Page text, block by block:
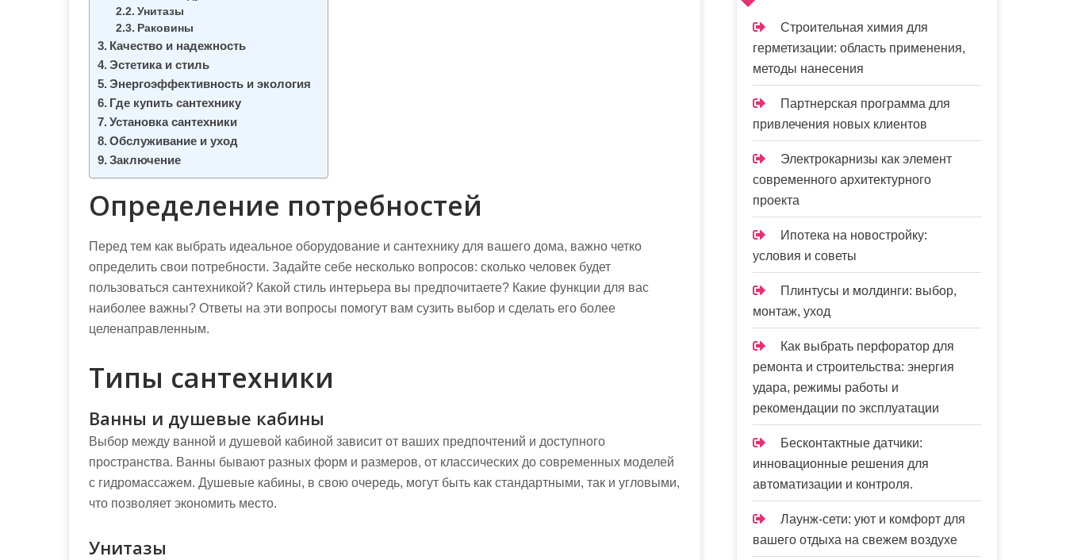
Унитазы
Раковины
Качество и надежность
Эстетика и стиль
Энергоэффективность и экология
Где купить сантехнику
Установка сантехники
Обслуживание и уход
Заключение
Определение потребностей
Перед тем как выбрать идеальное оборудование и сантехнику для вашего дома, важно четко
определить свои потребности. Задайте себе несколько вопросов: сколько человек будет
пользоваться сантехникой? Какой стиль интерьера вы предпочитаете? Какие функции для вас
наиболее важны? Ответы на эти вопросы помогут вам сузить выбор и сделать его более
целенаправленным.
Типы сантехники
Ванны и душевые кабины
Выбор между ванной и душевой кабиной зависит от ваших предпочтений и доступного
пространства. Ванны бывают разных форм и размеров, от классических до современных моделей
с гидромассажем. Душевые кабины, в свою очередь, могут быть как стандартными, так и угловыми,
что позволяет экономить место.
Унитазы
Строительная химия для
герметизации: область применения,
методы нанесения
Партнерская программа для
привлечения новых клиентов
Электрокарнизы как элемент
современного архитектурного
проекта
Ипотека на новостройку:
условия и советы
Плинтусы и молдинги: выбор,
монтаж, уход
Как выбрать перфоратор для
ремонта и строительства: энергия
удара, режимы работы и
рекомендации по эксплуатации
Бесконтактные датчики:
инновационные решения для
автоматизации и контроля.
Лаунж-сети: уют и комфорт для
вашего отдыха на свежем воздухе